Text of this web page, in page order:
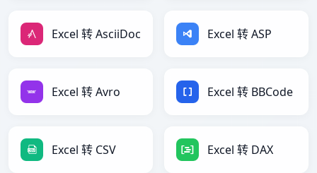
Excel 转 AsciiDoc Excel 转 ASP
Excel 转 Avro Excel 转 BBCode
Excel 转 CSV Excel 转 DAX